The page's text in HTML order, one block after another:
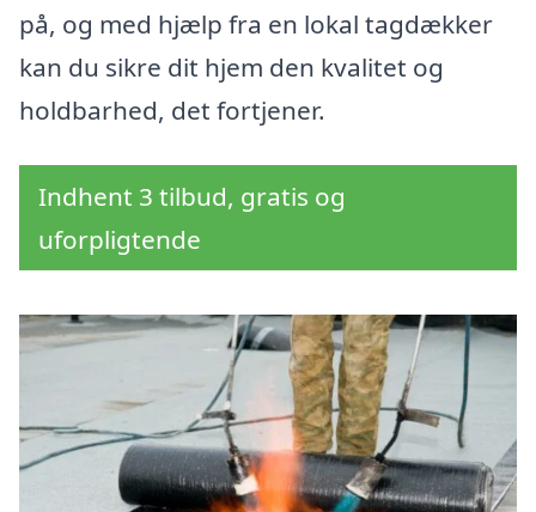
på, og med hjælp fra en lokal tagdækker
kan du sikre dit hjem den kvalitet og
holdbarhed, det fortjener.
Indhent 3 tilbud, gratis og
uforpligtende